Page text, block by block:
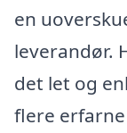
en
leverandør.
det let og
flere